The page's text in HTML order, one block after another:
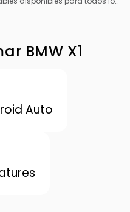
adicionales. Es
El precio real del
BMW X1
Auto